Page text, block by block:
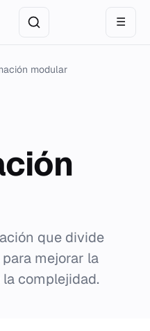
☰
modular
que divide
mejorar la
complejidad.